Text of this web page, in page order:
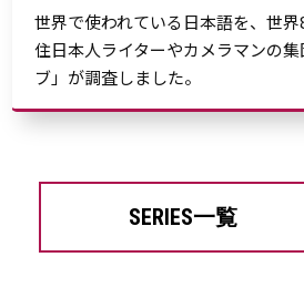
世界で使われている日本語を、世
住日本人ライターやカメラマンの
ブ」が調査しました。
SERIES一覧